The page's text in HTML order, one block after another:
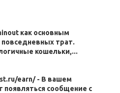
как основным
трат.
кошельки,...
earn/ - В вашем
появляться сообщение с